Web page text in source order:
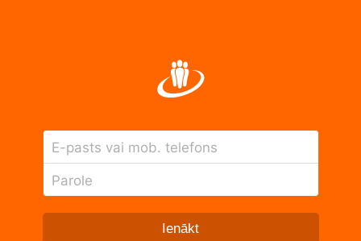
E-pasts vai mob. telefons
Parole
Ienākt